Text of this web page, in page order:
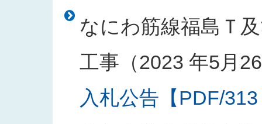
なにわ筋線福島Ｔ
工事（2023 年5月
入札公告【PDF/